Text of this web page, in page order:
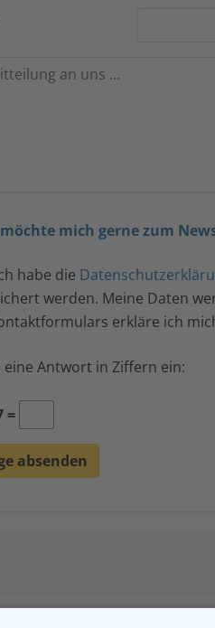
mich gerne zum
habe die
werden. Meine Daten
erkläre ich
eine Antwort in Ziffern ein:
=